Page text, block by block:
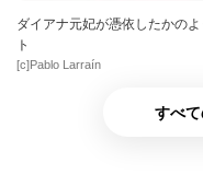
ダイアナ元妃が憑依したかの
ト
[c]Pablo Larraín
すべ